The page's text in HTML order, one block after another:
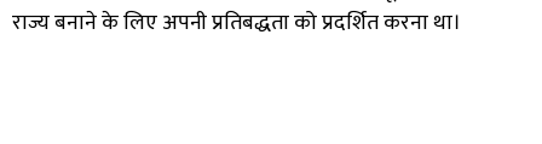
राज्य बनाने के लिए अपनी प्रतिबद्धता को प्रदर्शित करना था।